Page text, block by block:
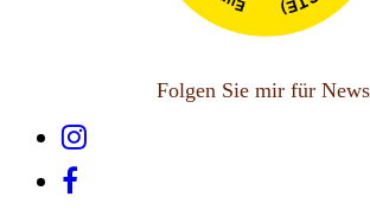
Folgen Sie mir für